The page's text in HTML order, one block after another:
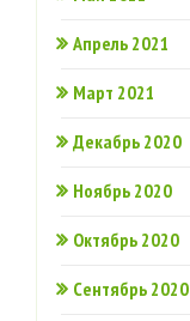
Апрель 2021
Март 2021
Декабрь 2020
Ноябрь 2020
Октябрь 2020
Сентябрь 2020